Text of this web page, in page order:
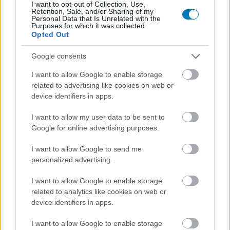
I want to opt-out of Collection, Use,
Retention, Sale, and/or Sharing of my
Personal Data that Is Unrelated with the
Purposes for which it was collected.
Opted Out
Google consents
I want to allow Google to enable storage
related to advertising like cookies on web or
device identifiers in apps.
I want to allow my user data to be sent to
Google for online advertising purposes.
I want to allow Google to send me
personalized advertising.
I want to allow Google to enable storage
related to analytics like cookies on web or
device identifiers in apps.
I want to allow Google to enable storage
Robert Pattinson újabb gothami kalandján. Most Jeffrey
Wright is jelezte, hogy visszatér Jim Gordonként,
méghozzá a karakter egyik legfontosabb
amelyen nem Batman, nem a Batmobil és nem is egy új